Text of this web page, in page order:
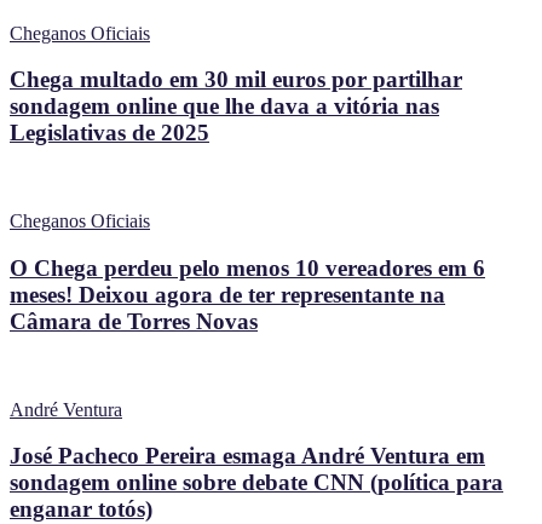
Cheganos Oficiais
Chega multado em 30 mil euros por partilhar
sondagem online que lhe dava a vitória nas
Legislativas de 2025
Cheganos Oficiais
O Chega perdeu pelo menos 10 vereadores em 6
meses! Deixou agora de ter representante na
Câmara de Torres Novas
André Ventura
José Pacheco Pereira esmaga André Ventura em
sondagem online sobre debate CNN (política para
enganar totós)